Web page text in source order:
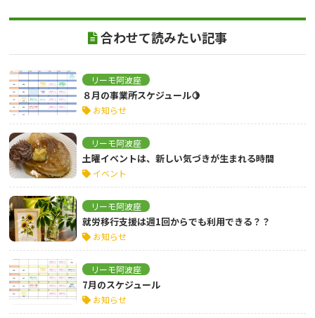
合わせて読みたい記事
リーモ阿波座
８月の事業所スケジュール🍋
お知らせ
リーモ阿波座
土曜イベントは、新しい気づきが生まれる時間
イベント
リーモ阿波座
就労移行支援は週1回からでも利用できる？？
お知らせ
リーモ阿波座
7月のスケジュール
お知らせ